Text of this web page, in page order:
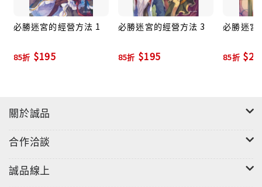
必勝迷宮的經營方法 1
85折 $195
必勝迷宮的經營方法 3
85折 $195
必勝迷宮
85折
關於誠品
合作洽談
誠品線上